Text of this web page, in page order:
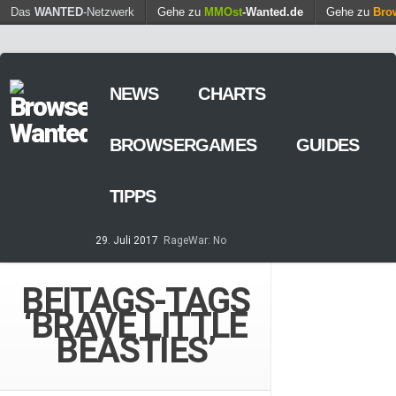
Das WANTED-Netzwerk Gehe zu MMOst-Wanted.de Gehe zu
NEWS CHARTS
BROWSERGAMES GUIDES
TIPPS
29. Juli 2017
RageWar: No
Games – so geht’s
7. März 2017
Casino-Spiele
am Browser – kostenlos und
zeitweilig
TOMORROW – Gewaltfreie
BEITAGS-TAGS
‘BRAVE LITTLE
BEASTIES’
Find out more. Okay, thanks